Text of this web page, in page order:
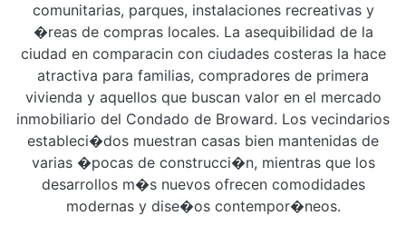
comunitarias, parques, instalaciones recreativas y
�reas de compras locales. La asequibilidad de la
ciudad en comparacin con ciudades costeras la hace
atractiva para familias, compradores de primera
vivienda y aquellos que buscan valor en el mercado
inmobiliario del Condado de Broward. Los vecindarios
estableci�dos muestran casas bien mantenidas de
varias �pocas de construcci�n, mientras que los
desarrollos m�s nuevos ofrecen comodidades
modernas y dise�os contempor�neos.